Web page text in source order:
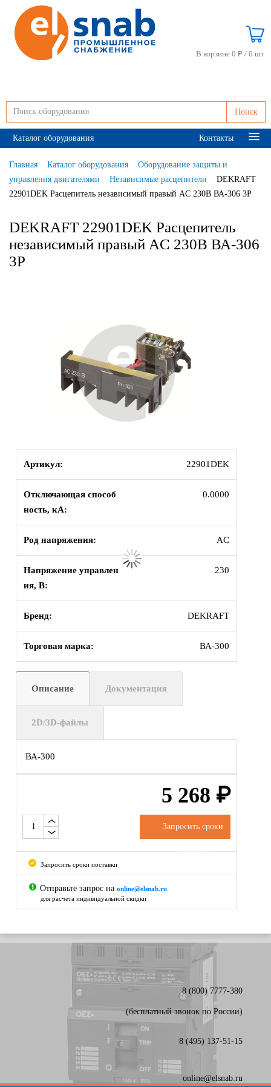
Поиск
В корзине 0 ₽ / 0 шт
Каталог оборудования Контакты
Главная Каталог оборудования
Оборудование защиты и
управления двигателями
Независимые расцепители
DEKRAFT
22901DEK Расцепитель независимый правый AC 230В ВА-306 3P
DEKRAFT 22901DEK Расцепитель
независимый правый AC 230В ВА-306
3P
Артикул: 22901DEK
Отключающая способ
ность, кА:
0.0000
Род напряжения: AC
Напряжение управлен
ия, В:
230
Бренд: DEKRAFT
Торговая марка: ВА-300
Описание Документация
2D/3D-файлы
ВА-300
5 268 ₽
Запросить сроки
поставки
Запросить сроки поставки
Отправьте запрос на online@elsnab.ru
для расчета индивидуальной скидки
8 (800) 7777-380
(бесплатный звонок по России)
8 (495) 137-51-15
online@elsnab.ru